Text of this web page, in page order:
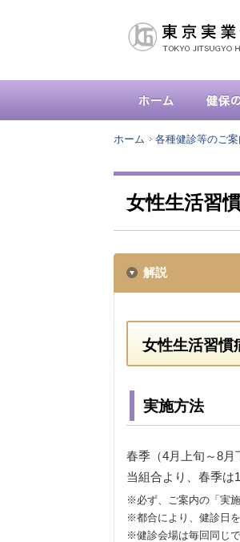
ホーム 各種健診等のご案
女性生活習
解説
女性生活習慣
実施方法
春季（4月上旬～8月
当組合より、春季は
※必ず、ご案内の「実
※都合により、健診日
※健診会場は毎回同じ